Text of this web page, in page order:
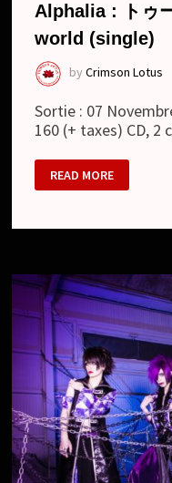
Alphalia : トゥ
world (single)
byCrimson Lotus
Sortie : 07
160 (+ taxes) CD, 2
ALPHALIA
:
ト
ン
ル
ド
/
TOON
WORLD
(SINGLE)
READ MORE